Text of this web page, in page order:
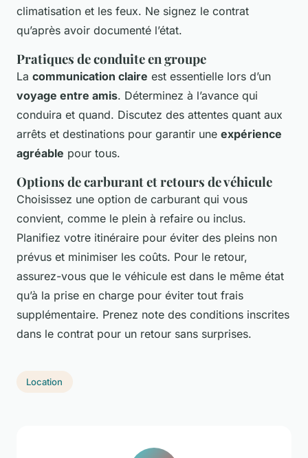
climatisation et les feux. Ne signez le contrat
qu’après avoir documenté l’état.
Pratiques de conduite en groupe
La communication claire est essentielle lors d’un
voyage entre amis. Déterminez à l’avance qui
conduira et quand. Discutez des attentes quant aux
arrêts et destinations pour garantir une expérience
agréable pour tous.
Options de carburant et retours de véhicule
Choisissez une option de carburant qui vous
convient, comme le plein à refaire ou inclus.
Planifiez votre itinéraire pour éviter des pleins non
prévus et minimiser les coûts. Pour le retour,
assurez-vous que le véhicule est dans le même état
qu’à la prise en charge pour éviter tout frais
supplémentaire. Prenez note des conditions inscrites
dans le contrat pour un retour sans surprises.
Location